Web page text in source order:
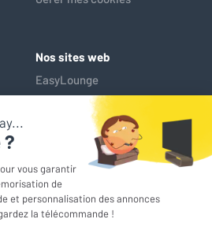
Nos sites web
EasyLounge
correspond au prix le plus bas pratiqué
promotionnelle
droits réservés